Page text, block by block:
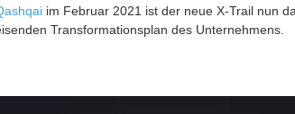
im Februar 2021 ist der neue X-Trail nun
Transformationsplan des Unternehmens.